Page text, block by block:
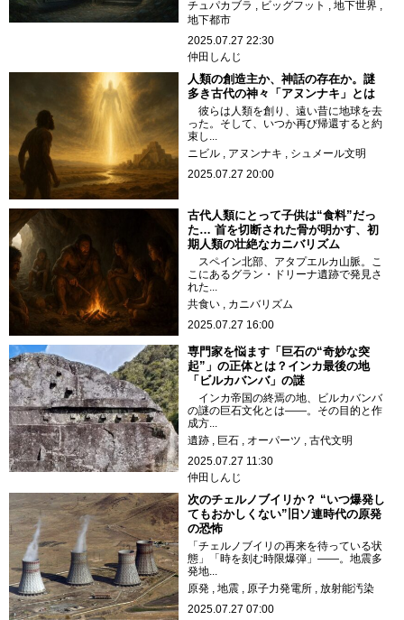
チュパカブラ
ビッグフット
地下世界
地下都市
2025.07.27 22:30
仲田しんじ
人類の創造主か、神話の存在か。謎
多き古代の神々「アヌンナキ」とは
彼らは人類を創り、遠い昔に地球を去
った。そして、いつか再び帰還すると約
束し...
ニビル
アヌンナキ
シュメール文明
2025.07.27 20:00
古代人類にとって子供は“食料”だっ
た… 首を切断された骨が明かす、初
期人類の壮絶なカニバリズム
スペイン北部、アタプエルカ山脈。こ
こにあるグラン・ドリーナ遺跡で発見さ
れた...
共食い
カニバリズム
2025.07.27 16:00
専門家を悩ます「巨石の“奇妙な突
起”」の正体とは？インカ最後の地
「ビルカバンバ」の謎
インカ帝国の終焉の地、ビルカバンバ
の謎の巨石文化とは――。その目的と作
成方...
遺跡
巨石 オーパーツ
古代文明
2025.07.27 11:30
仲田しんじ
次のチェルノブイリか？ “いつ爆発し
てもおかしくない”旧ソ連時代の原発
の恐怖
「チェルノブイリの再来を待っている状
態」「時を刻む時限爆弾」――。地震多
発地...
原発
地震 原子力発電所
放射能汚染
2025.07.27 07:00